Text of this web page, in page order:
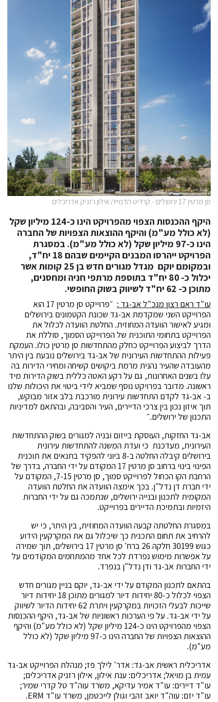
סן מרטין 17 ירושלים - קרדיט הדמייה אילון רזניק אדריכלים
היקף ההכנסות הצפוי מהפרויקט הינו כ-124 מיליון שקל
(לא כולל מע"מ) והיקף ההוצאות הצפויות של החברה
הינו כ-97 מיליון שקל (לא כולל מע"מ). במסגרת
הפרויקט ייהרסו המבנים הקיימים שבהם 18 יח"ד,
ובמקומם יוקם מגדל מגורים חדש בן 25 קומות אשר
יכלול כ- 80 יח"ד בתוספת מרתפי חניה ומחסנים,
מתוכן כ- 62 יח"ד לשיווק בשוק החופשי.
עו"ד ראם רצון מנכ"ל אב-גד :
״פרוייקט סן מרטין 17 הוא
הפרוייקט השני שמקדמת אב-גד שכונת הקטמונים בירושלים
ומגיע לאישור הוועדה המחוזית. החלטת הוועדה לכלול את
הפרוייקט בתחומי התוכנית של הפרוייקט הסמוך, סוללת את
הדרך לביצוע הפרוייקט כחלק מהתחדשות סן מרטין כולו. העמקת
פעילות ההתחדשות העירונית של אב-גד בירושלים נובעת בין היתר
מהעובדה שהעיר נהנית מרמת ביקושים קשיחה ומחירי הדירות בה
עלו בשנים האחרונות, גם על רקע האטה כללית בשוק הדירות מיד
ראשונה. מדובר בפרויקט נוסף שמביא לידי ביטוי את היכולות שלנו
ב- אב-גד לקדם התחדשות עירונית מורכבת בלב אזור מבוקש,
תוך איזון נכון בין צרכי הדיירים, העיר והסביבה, ובהתאם למדיניות
התכנון של ירושלים.״
אב-גד החזקות, העוסקת בייזום ובניה למגורים בשוק ההתחדשות
העירונית, מעדכנת כי ועדת המשנה להתחדשות עירונית
בירושלים קיבלה החלטה ב-8 ביוני להפקיד בתנאים את תוכנית
הפינוי בינוי ברחוב סן מרטין 17 המקודם על ידי החברה, בדרך של
הרחבת הקו הכחול לפרוייקט סמוך, סן מרטין 7-15, המקודם על
ידי חברת דן נדל"ן. בכך אימצה הוועדה את החלטת הוועדה
המקומית לתכנון ובנייה ירושלים, שנתמכה גם על ידי החברות
היזמיות ובתמיכת הדיירים בפרוייקט.
במסגרת החלטתה קבעה הוועדה המחוזית, בין היתר, כי יש
להרחיב את תחום התכנית כך שיכלול גם את המקרקעין הידוע
כגוש 30199 חלקה 26 ברח' סן מרטין 17 בירושלים, תוך שמירה
על אפשרות מימוש נפרדת לכל אחד מהמתחמים המקודמים על
ידי החברות אב-גד ודן נדל"ן בנפרד.
בהתאם לתכנון המקודם על ידי אב-גד, יוקם בניין מגורים חדש
הצפוי לכלול כ-80 יחידות דיור למגורים מתוכן 18 יחידות דיור
שייכות לבעלי הזכויות במקרקעין ויתרת 62 יחידות הדיור לשיווק
על ידי אב-גד. על פי הערכות ראשוניות של אב-גד, היקף ההכנסות
הצפוי מהפרויקט הינו כ-124 מיליון שקל (לא כולל מע"מ) והיקף
ההוצאות הצפויות של החברה הינו כ-97 מיליון שקל (לא כולל
מע"מ).
אדריכלית ראשית אב-גד: אדר' לילך פז; מנהלת הפרוייקט אב-גד
עמית בן מויאל; אדריכלים: ענת אילון, אילון רזניק אדריכלים;
עו"ד דיירים: עו"ד אמיר עדיקא, משרד עוה"ד טל קדרי שמיר;
עו"ד יזם: עוה"ד יואב זהבי וגולן לייכטמן, משרד עו"ד ERM.